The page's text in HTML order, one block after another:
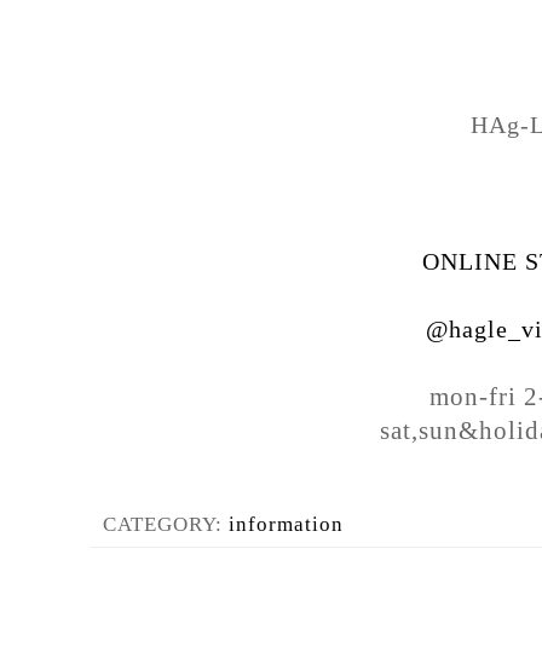
HAg-
ONLINE
mon-fri
CATEGORY: information